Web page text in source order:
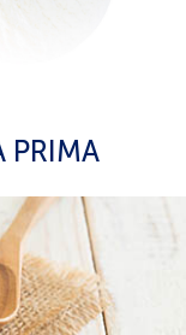
PRIMA